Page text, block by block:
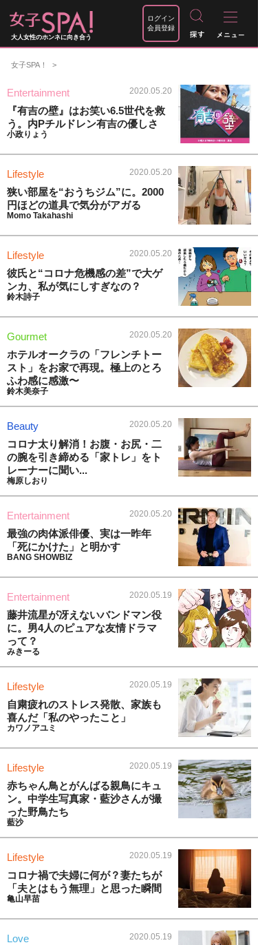
大人女性のホンネに向き合う
ログイン
会員登録
女子SPA！
Entertainment 2020.05.20
『有吉の壁』はお笑い6.5世代を救
う。内Pチルドレン有吉の優しさ
小政りょう
Lifestyle 2020.05.20
狭い部屋を“おうちジム”に。2000
円ほどの道具で気分がアガる
Momo Takahashi
Lifestyle 2020.05.20
彼氏と“コロナ危機感の差”で大ゲ
ンカ、私が気にしすぎなの？
鈴木詩子
Gourmet 2020.05.20
ホテルオークラの「フレンチトー
スト」をお家で再現。極上のとろ
ふわ感に感激〜
鈴木美奈子
Beauty 2020.05.20
コロナ太り解消！お腹・お尻・二
の腕を引き締める「家トレ」をト
レーナーに聞い...
梅原しおり
Entertainment 2020.05.20
最強の肉体派俳優、実は一昨年
「死にかけた」と明かす
BANG SHOWBIZ
Entertainment 2020.05.19
藤井流星が冴えないバンドマン役
に。男4人のピュアな友情ドラマ
って？
みきーる
Lifestyle 2020.05.19
自粛疲れのストレス発散、家族も
喜んだ「私のやったこと」
カワノアユミ
Lifestyle 2020.05.19
赤ちゃん鳥とがんばる親鳥にキュ
ン。中学生写真家・藍沙さんが撮
った野鳥たち
藍沙
Lifestyle 2020.05.19
コロナ禍で夫婦に何が？妻たちが
「夫とはもう無理」と思った瞬間
亀山早苗
Love 2020.05.19